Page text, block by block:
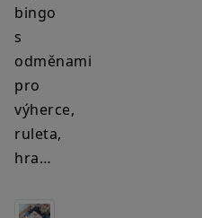
bingo
s
odměnami
pro
výherce,
ruleta,
hra…